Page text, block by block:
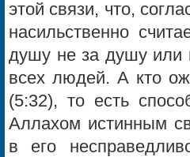
этой связи, что,
насильственно
душу не за душу или
всех людей. А кто
(5:32), то есть
Аллахом истинным
в его